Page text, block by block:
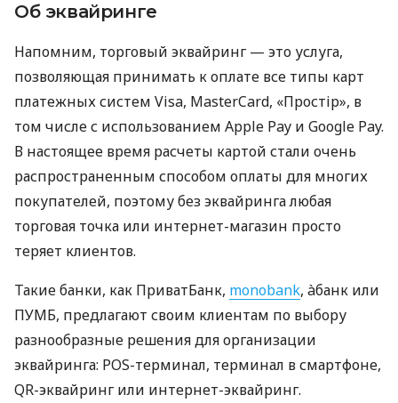
Об эквайринге
Напомним, торговый эквайринг — это услуга,
позволяющая принимать к оплате все типы карт
платежных систем Visa, MasterCard, «Простір», в
том числе с использованием Apple Pay и Google Pay.
В настоящее время расчеты картой стали очень
распространенным способом оплаты для многих
покупателей, поэтому без эквайринга любая
торговая точка или интернет-магазин просто
теряет клиентов.
Такие банки, как ПриватБанк, monobank, àбанк или
ПУМБ, предлагают своим клиентам по выбору
разнообразные решения для организации
эквайринга: POS-терминал, терминал в смартфоне,
QR-эквайринг или интернет-эквайринг.